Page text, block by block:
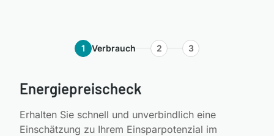
1 Verbrauch 2 3
Energiepreischeck
Erhalten Sie schnell und unverbindlich eine
Einschätzung zu Ihrem Einsparpotenzial im